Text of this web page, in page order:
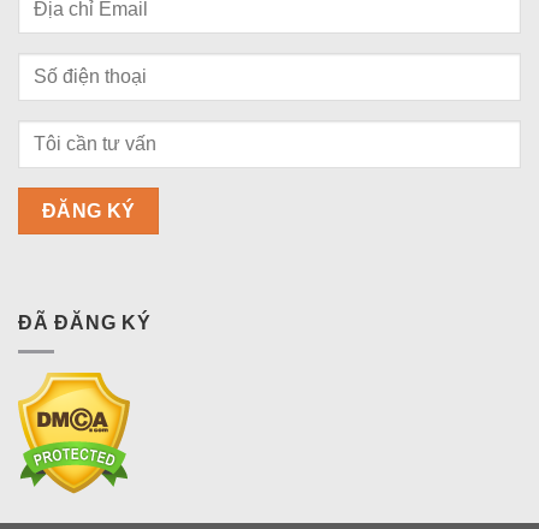
ĐÃ ĐĂNG KÝ